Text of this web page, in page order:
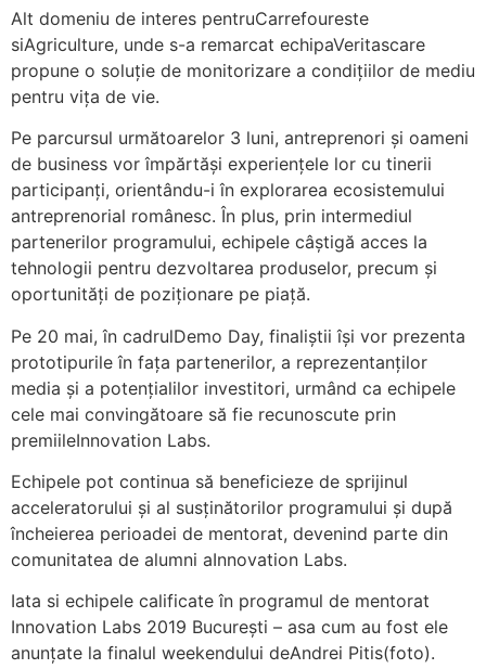
Alt domeniu de interes pentruCarrefoureste
siAgriculture, unde s-a remarcat echipaVeritascare
propune o soluție de monitorizare a condițiilor de mediu
pentru vița de vie.
Pe parcursul următoarelor 3 luni, antreprenori și oameni
de business vor împărtăși experiențele lor cu tinerii
participanți, orientându-i în explorarea ecosistemului
antreprenorial românesc. În plus, prin intermediul
partenerilor programului, echipele câștigă acces la
tehnologii pentru dezvoltarea produselor, precum și
oportunități de poziționare pe piață.
Pe 20 mai, în cadrulDemo Day, finaliștii își vor prezenta
prototipurile în fața partenerilor, a reprezentanților
media și a potențialilor investitori, urmând ca echipele
cele mai convingătoare să fie recunoscute prin
premiileInnovation Labs.
Echipele pot continua să beneficieze de sprijinul
acceleratorului și al susținătorilor programului și după
încheierea perioadei de mentorat, devenind parte din
comunitatea de alumni aInnovation Labs.
Iata si echipele calificate în programul de mentorat
Innovation Labs 2019 București – asa cum au fost ele
anunțate la finalul weekendului deAndrei Pitis(foto).